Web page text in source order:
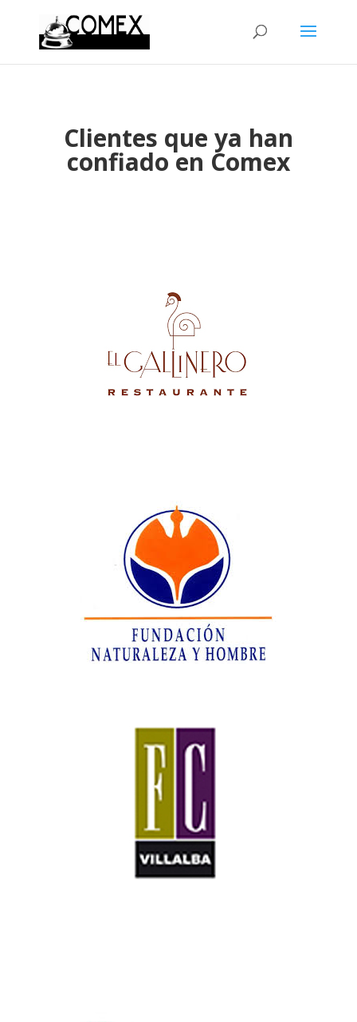
Clientes que ya han
confiado en Comex